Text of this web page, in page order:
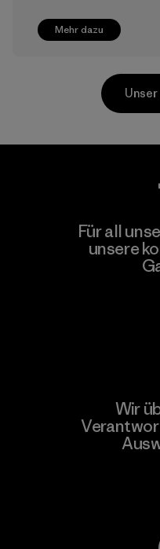
Mehr dazu
Pettenati
Material-supplier
Für all
unsere
Wir